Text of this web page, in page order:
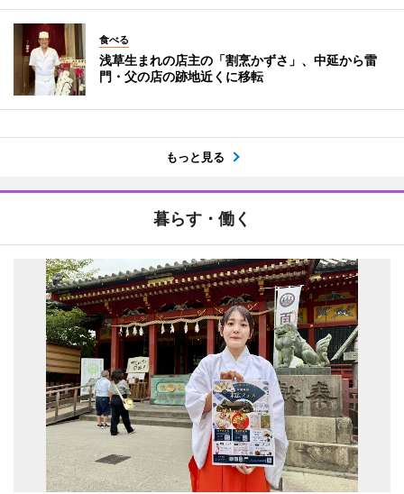
食べる
浅草生まれの店主の「割烹かずさ」、中延から雷
門・父の店の跡地近くに移転
もっと見る
暮らす・働く